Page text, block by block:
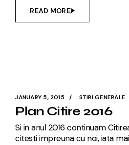
READ MORE
JANUARY 5, 2015 STIRI GENERALE
Plan Citire 2016
Si in anul 2016 continuam
citesti impreuna cu noi, iata